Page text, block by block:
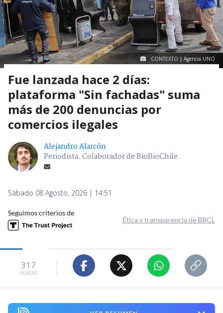
CONTEXTO | Agencia UNO
Fue lanzada hace 2 días:
plataforma "Sin fachadas" suma
más de 200 denuncias por
comercios ilegales
Alejandro Alarcón
Periodista. Colaborador de BioBioChile.
Sábado 08 Agosto, 2026 | 14:51
Seguimos criterios de
Ética y transparencia de BBCL
317
visitas